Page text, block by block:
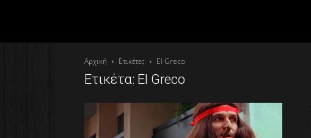
Αρχική Ετικέτες El Greco
Ετικέτα: El Greco